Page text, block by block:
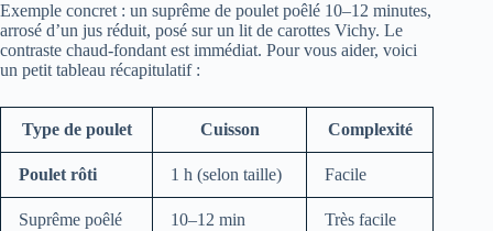
Exemple concret : un suprême de poulet poêlé 10–12 minutes,
arrosé d’un jus réduit, posé sur un lit de carottes Vichy. Le
contraste chaud-fondant est immédiat. Pour vous aider, voici
un petit tableau récapitulatif :
Type de poulet Cuisson Complexité
Poulet rôti 1 h (selon taille) Facile
Suprême poêlé 10–12 min Très facile